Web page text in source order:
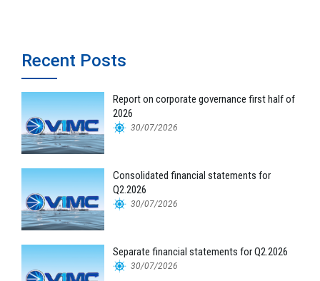
Recent Posts
Report on corporate governance first half of
2026
30/07/2026
Consolidated financial statements for
Q2.2026
30/07/2026
Separate financial statements for Q2.2026
30/07/2026